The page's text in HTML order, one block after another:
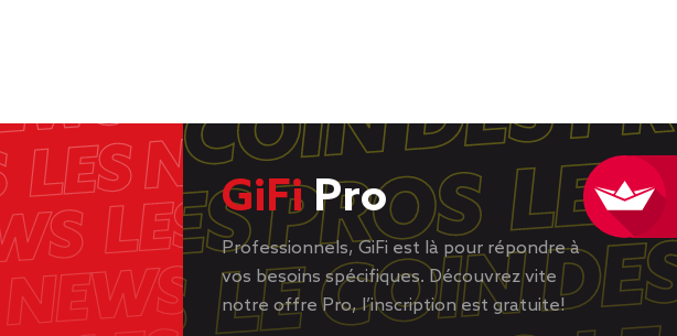
GiFiPro
Professionnels, GiFi est là pour répondre à
vos besoins spécifiques. Découvrez vite
notre offre Pro, l’inscription est gratuite!